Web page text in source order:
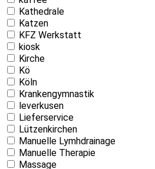
Kathedrale
Katzen
KFZ Werkstatt
kiosk
Kirche
Kö
Köln
Krankengymnastik
leverkusen
Lieferservice
Lützenkirchen
Manuelle Lymhdrainage
Manuelle Therapie
Massage